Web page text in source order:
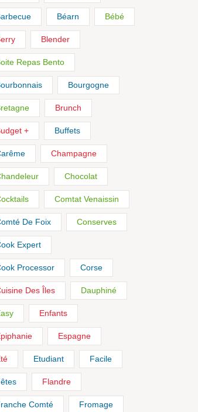
Béarn Bébé
Blender
Repas Bento
Bourgogne
Brunch
+ Buffets
Champagne
Chocolat
Comtat Venaissin
De Foix Conserves
Expert
Processor Corse
Des Îles Dauphiné
Enfants
Espagne
Etudiant Facile
Flandre
Comté Fromage